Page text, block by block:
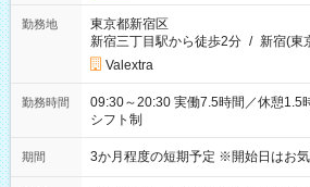
勤務地
東京都新宿区
新宿三丁目駅から徒歩2分 / 新宿(東
Valextra
勤務時間
09:30～20:30 実働7.5時間／休憩1.5時間 営業時間に合わせた
シフト制
期間 3か月程度の短期予定 ※開始日はお